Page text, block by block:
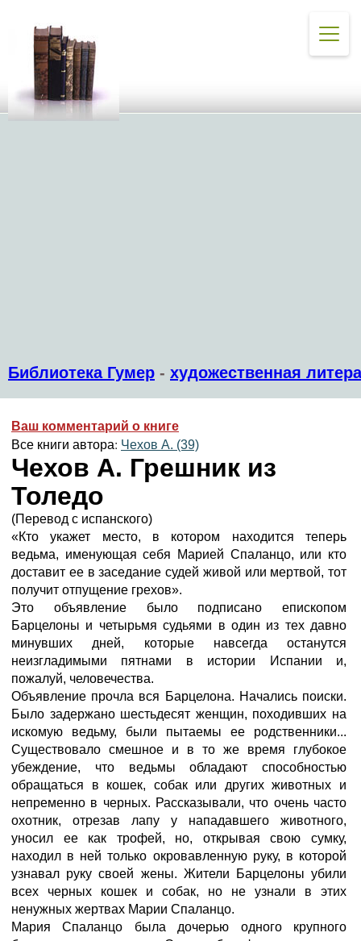
Библиотека Гумер - художественная
Ваш комментарий о книге
Все книги автора: Чехов А. (39)
Чехов А. Грешник из
Толедо
(Перевод с испанского)
«Кто укажет место, в котором находится теперь
ведьма, именующая себя Марией Спаланцо, или кто
доставит ее в заседание судей живой или мертвой, тот
получит отпущение грехов».
Это объявление было подписано епископом
Барцелоны и четырьмя судьями в один из тех давно
минувших дней, которые навсегда останутся
неизгладимыми пятнами в истории Испании и,
пожалуй, человечества.
Объявление прочла вся Барцелона. Начались поиски.
Было задержано шестьдесят женщин, походивших на
искомую ведьму, были пытаемы ее родственники...
Существовало смешное и в то же время глубокое
убеждение, что ведьмы обладают способностью
обращаться в кошек, собак или других животных и
непременно в черных. Рассказывали, что очень часто
охотник, отрезав лапу у нападавшего животного,
уносил ее как трофей, но, открывая свою сумку,
находил в ней только окровавленную руку, в которой
узнавал руку своей жены. Жители Барцелоны убили
всех черных кошек и собак, но не узнали в этих
ненужных жертвах Марии Спаланцо.
Мария Спаланцо была дочерью одного крупного